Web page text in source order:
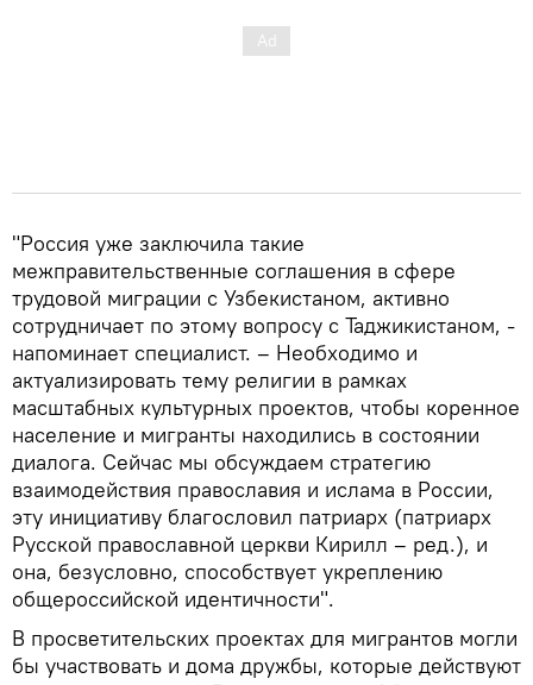
"Россия уже заключила такие
межправительственные соглашения в сфере
трудовой миграции с Узбекистаном, активно
сотрудничает по этому вопросу с Таджикистаном, -
напоминает специалист. – Необходимо и
актуализировать тему религии в рамках
масштабных культурных проектов, чтобы коренное
население и мигранты находились в состоянии
диалога. Сейчас мы обсуждаем стратегию
взаимодействия православия и ислама в России,
эту инициативу благословил патриарх (патриарх
Русской православной церкви Кирилл – ред.), и
она, безусловно, способствует укреплению
общероссийской идентичности".
В просветительских проектах для мигрантов могли
бы участвовать и дома дружбы, которые действуют